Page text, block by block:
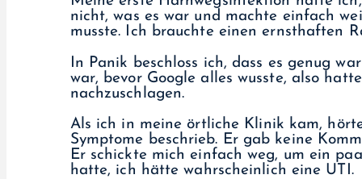
nicht, was es war und machte einfach
musste. Ich brauchte einen ernsthaften
In Panik beschloss ich, dass es genug
war, bevor Google alles wusste, also
nachzuschlagen.
Als ich in meine örtliche Klinik kam,
Symptome beschrieb. Er gab keine
Er schickte mich einfach weg, um ein
hatte, ich hätte wahrscheinlich eine UTI.